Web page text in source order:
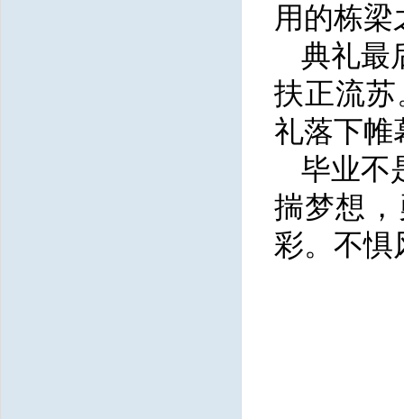
用的栋梁
典礼最
扶正流
礼落下帷
毕业不
揣梦想
彩。不惧